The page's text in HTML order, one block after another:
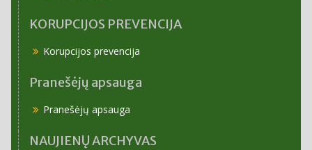
KORUPCIJOS PREVENCIJA
Korupcijos prevencija
Pranešėjų apsauga
Pranešėjų apsauga
NAUJIENŲ ARCHYVAS